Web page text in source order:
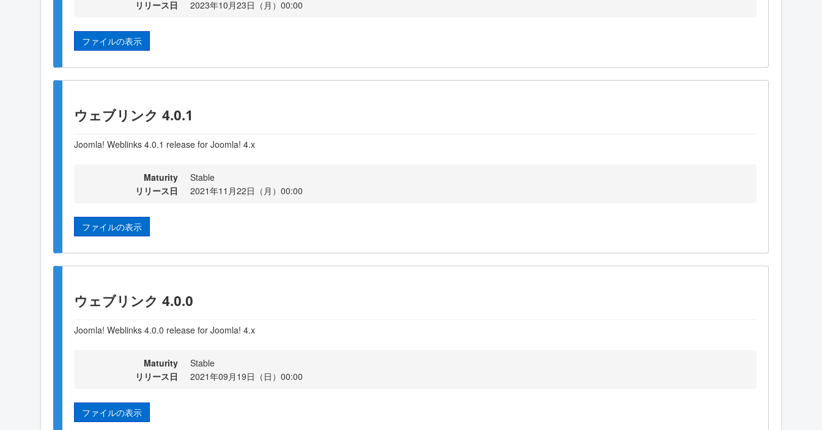
リリース日
2023年10月23日（月）00:00
ファイルの表示
ウェブリンク 4.0.1
Joomla! Weblinks 4.0.1 release for Joomla! 4.x
Maturity
Stable
リリース日
2021年11月22日（月）00:00
ファイルの表示
ウェブリンク 4.0.0
Joomla! Weblinks 4.0.0 release for Joomla! 4.x
Maturity
Stable
リリース日
2021年09月19日（日）00:00
ファイルの表示